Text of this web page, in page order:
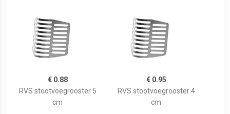
€ 0.88
RVS stootvoegrooster 5
cm
€ 0.95
RVS stootvoegrooster 4
cm